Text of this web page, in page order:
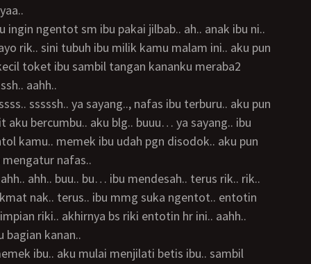
rik.. sini tubuh ibu milik kamu malam ini.. aku pun
toket ibu sambil tangan kananku meraba2
aahh..
aku bercumbu.. aku blg.. buuu… ya sayang.. ibu
kamu.. memek ibu udah pgn disodok.. aku pun
nafas..
nak.. terus.. ibu mmg suka ngentot.. entotin
riki.. akhirnya bs riki entotin hr ini.. aahh..
kanan..